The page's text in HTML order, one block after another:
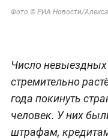
Фото © РИА Новости/
Число
стремительно
года покинуть
человек. У них
штрафам,